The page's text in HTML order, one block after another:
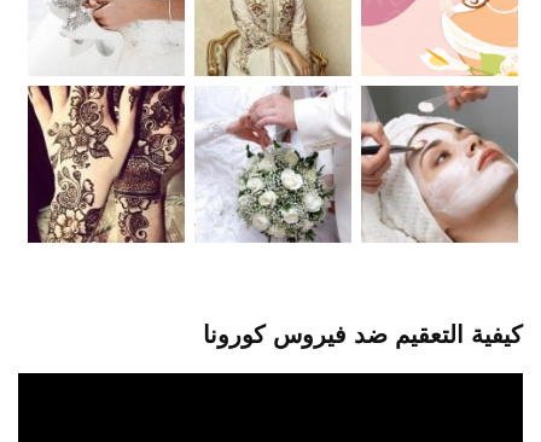
كيفية التعقيم ضد فيروس كورونا